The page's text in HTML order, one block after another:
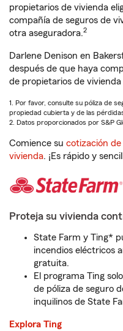
propietarios de vivienda
compañía de seguros de
otra aseguradora.2
Darlene Denison en
después de que haya
de propietarios de vivienda
1. Por favor, consulte su póliza de
propiedad cubierta y de las
2. Datos proporcionados por S&P
Comience su cotización
vivienda. ¡Es rápido y
Proteja su vivienda
State Farm y Ting*
incendios eléctricos
gratuita.
El programa Ting
de póliza de seguro
inquilinos de State
Explora Ting